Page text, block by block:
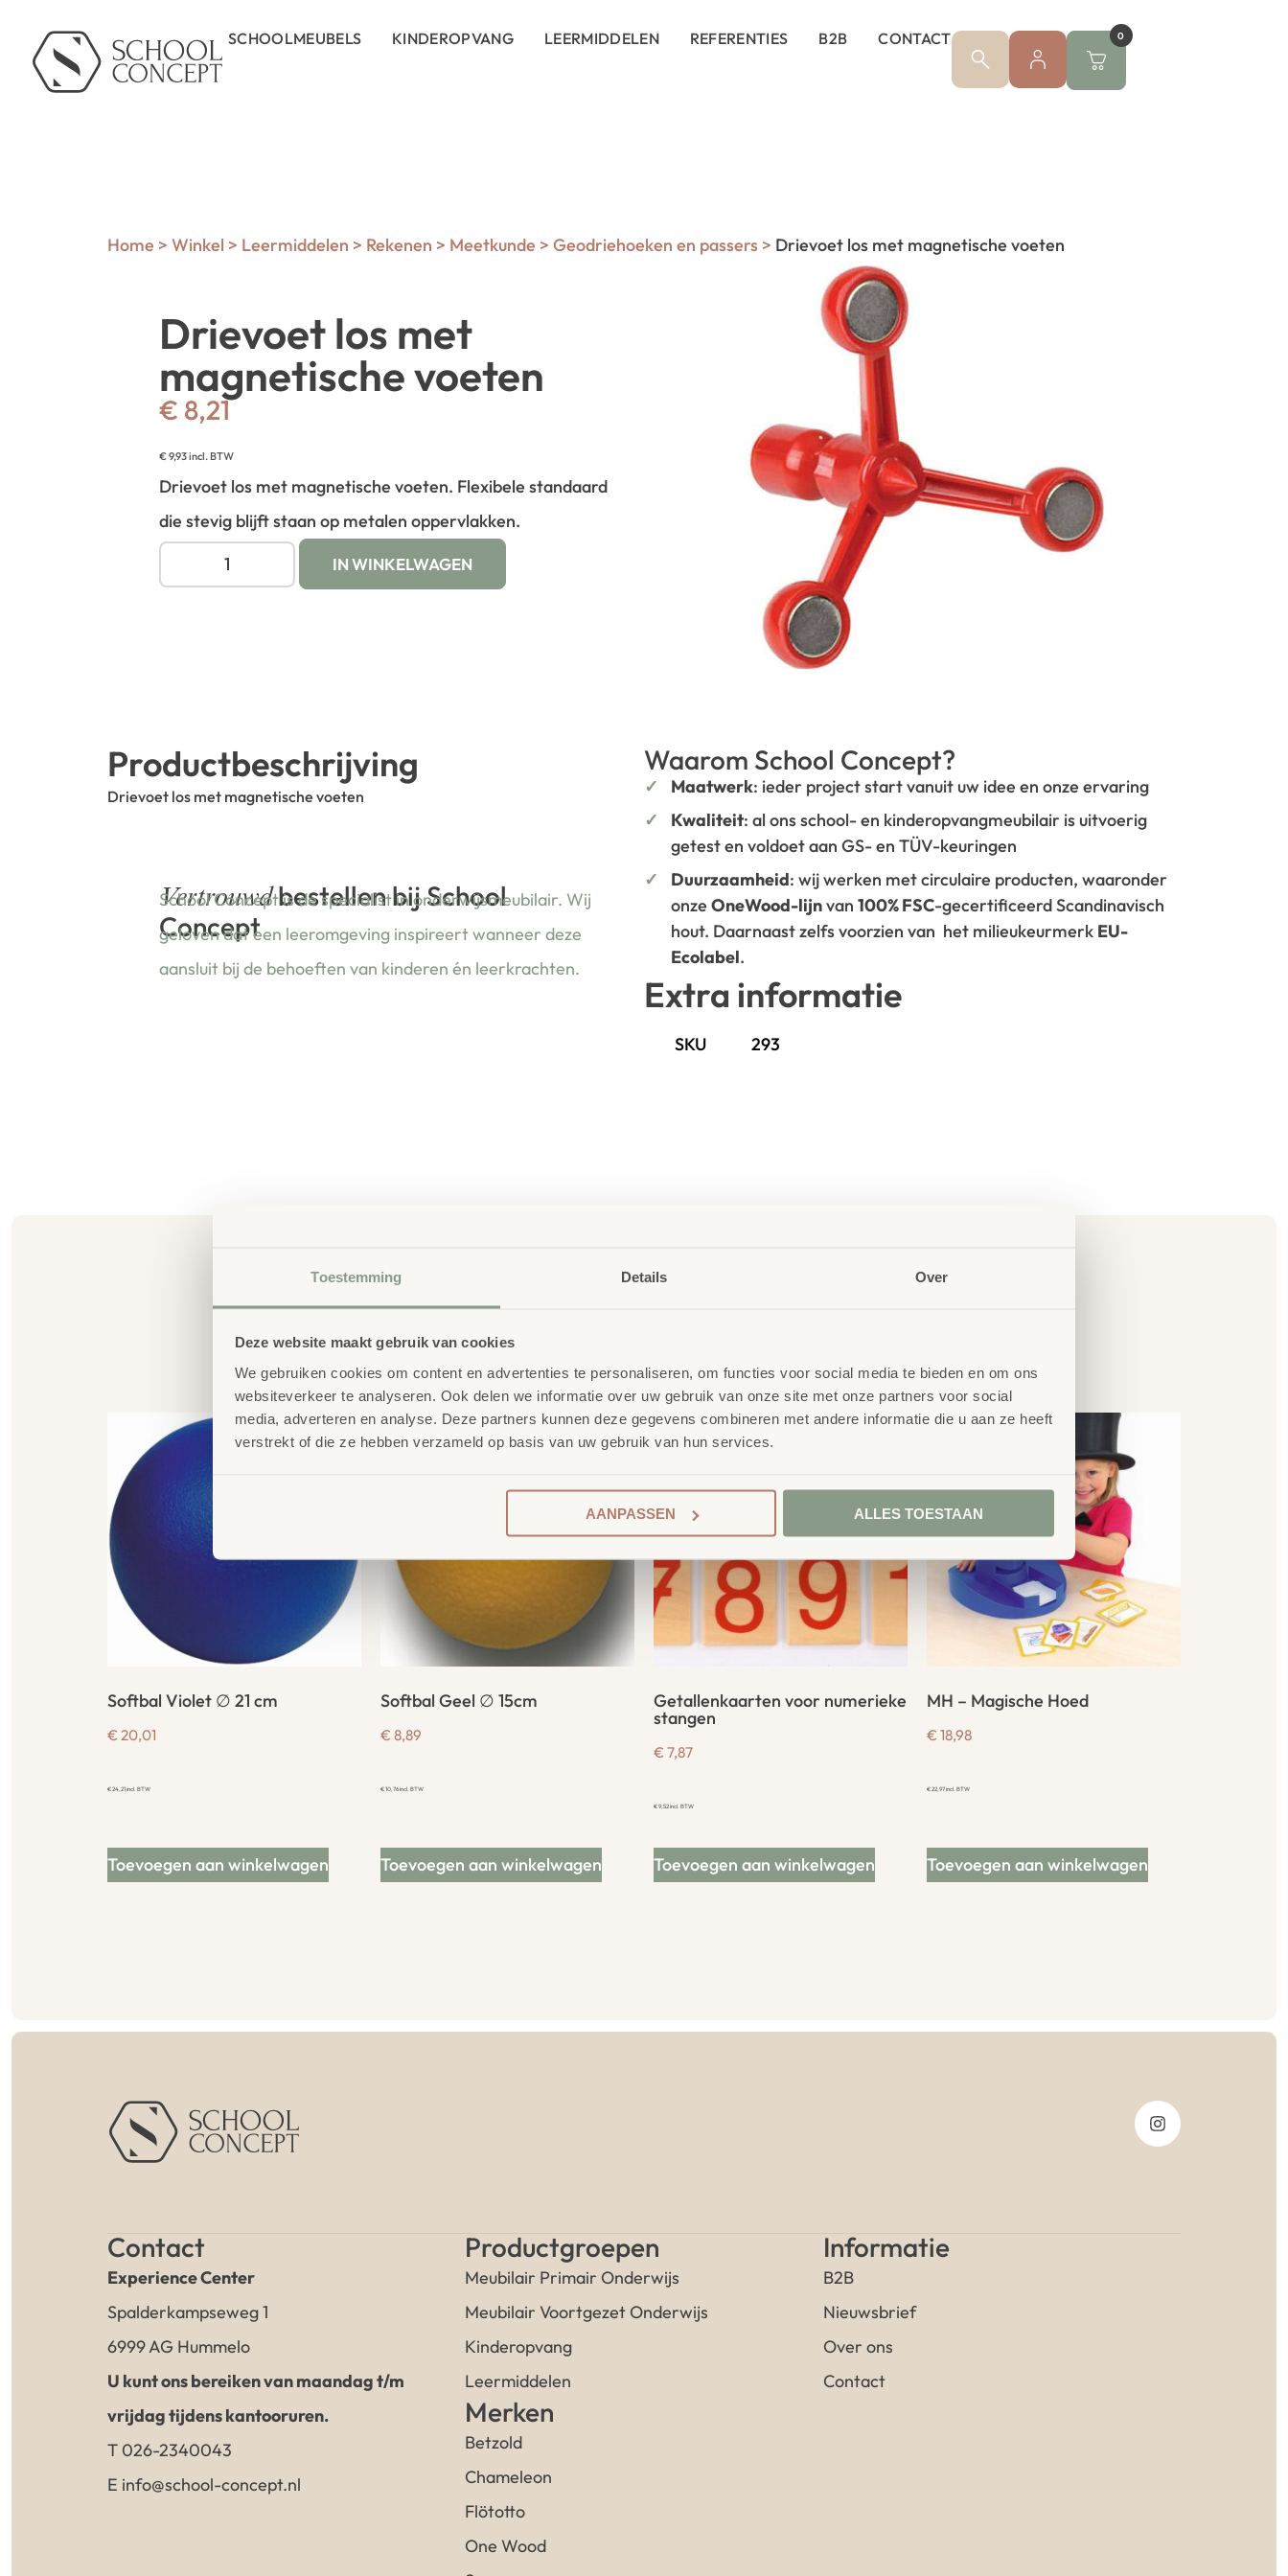
Toestemming Details Over
Deze website maakt gebruik van cookies
We gebruiken cookies om content en advertenties te personaliseren, om functies voor social media te bieden en om ons
websiteverkeer te analyseren. Ook delen we informatie over uw gebruik van onze site met onze partners voor social
media, adverteren en analyse. Deze partners kunnen deze gegevens combineren met andere informatie die u aan ze heeft
verstrekt of die ze hebben verzameld op basis van uw gebruik van hun services.
AANPASSEN ALLES TOESTAAN
SCHOOLMEUBELS KINDEROPVANG LEERMIDDELEN REFERENTIES B2B CONTACT 0
Home > Winkel > Leermiddelen > Rekenen > Meetkunde > Geodriehoeken en passers > Drievoet los met magnetische voeten
Drievoet los met
magnetische voeten
€ 8,21
€9,93incl. BTW
Drievoet los met magnetische voeten. Flexibele standaard
die stevig blijft staan op metalen oppervlakken.
IN WINKELWAGEN
Productbeschrijving
Drievoet los met magnetische voeten
Vertrouwdbestellen bij School
Concept
School Concept is de specialist in onderwijsmeubilair. Wij
geloven dat een leeromgeving inspireert wanneer deze
aansluit bij de behoeften van kinderen én leerkrachten.
Waarom School Concept?
Maatwerk: ieder project start vanuit uw idee en onze ervaring
Kwaliteit: al ons school- en kinderopvangmeubilair is uitvoerig
getest en voldoet aan GS- en TÜV-keuringen
Duurzaamheid: wij werken met circulaire producten, waaronder
onze OneWood-lijnvan 100% FSC-gecertificeerd Scandinavisch
hout. Daarnaast zelfs voorzien van het milieukeurmerk EU-
Ecolabel.
Extra informatie
SKU 293
Gerelateerdeproducten
Softbal Violet ∅ 21 cm
€ 20,01
€24,21incl. BTW
Toevoegen aan winkelwagen
Softbal Geel ∅ 15cm
€ 8,89
€10,76incl. BTW
Toevoegen aan winkelwagen
Getallenkaarten voor numerieke
stangen
€ 7,87
€9,52incl. BTW
Toevoegen aan winkelwagen
MH – Magische Hoed
€ 18,98
€22,97incl. BTW
Toevoegen aan winkelwagen
Contact
Experience Center
Spalderkampseweg 1
6999 AG Hummelo
U kunt ons bereiken van maandag t/m
vrijdag tijdens kantooruren.
T 026-2340043
E info@school-concept.nl
Productgroepen
Meubilair Primair Onderwijs
Meubilair Voortgezet Onderwijs
Kinderopvang
Leermiddelen
Merken
Betzold
Chameleon
Flötotto
One Wood
Informatie
B2B
Nieuwsbrief
Over ons
Contact